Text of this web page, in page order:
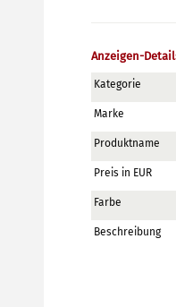
Anzeigen-
Kategorie
Marke
Produktname
Preis in EUR
Farbe
Beschreibung